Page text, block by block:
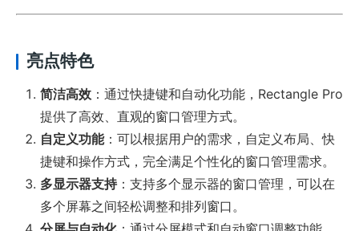
亮点特色
简洁高效 ：通过快捷键和自动化功能，Rectangle Pro
提供了高效、直观的窗口管理方式。
自定义功能：可以根据用户的需求，自定义布局、快
捷键和操作方式，完全满足个性化的窗口管理需求。
多显示器支持：支持多个显示器的窗口管理，可以在
多个屏幕之间轻松调整和排列窗口。